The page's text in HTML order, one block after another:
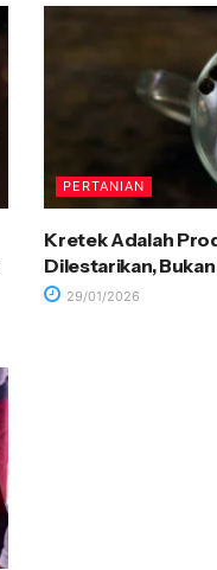
PERTANIAN
Kretek Adalah
Dilestarikan,
29/01/2026